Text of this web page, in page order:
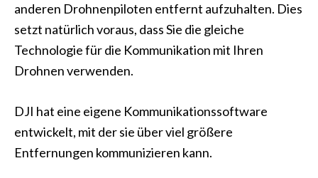
anderen Drohnenpiloten entfernt aufzuhalten. Dies
setzt natürlich voraus, dass Sie die gleiche
Technologie für die Kommunikation mit Ihren
Drohnen verwenden.
DJI hat eine eigene Kommunikationssoftware
entwickelt, mit der sie über viel größere
Entfernungen kommunizieren kann.